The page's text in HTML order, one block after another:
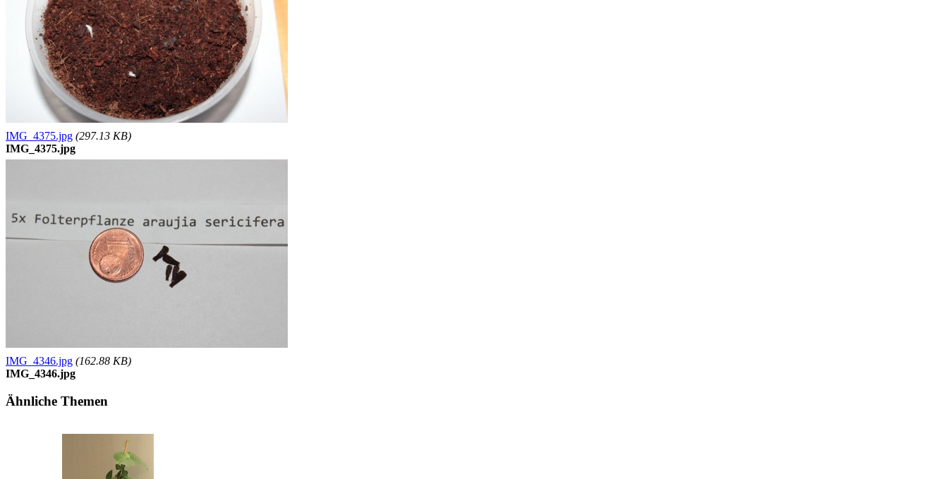
IMG_4375.jpg (297.13 KB)
IMG_4375.jpg
IMG_4346.jpg (162.88 KB)
IMG_4346.jpg
Ähnliche Themen